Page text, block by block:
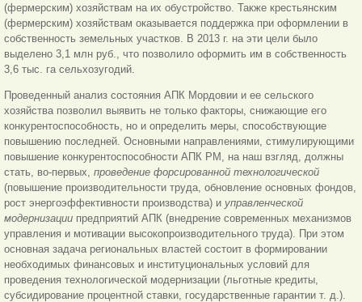
(фермерским) хозяйствам на их обустройство. Также крестьянским
(фермерским) хозяйствам оказывается поддержка при оформлении в
собственность земельных участков. В 2013 г. на эти цели было
выделено 3,1 млн руб., что позволило оформить им в собственность
3,6 тыс. га сельхозугодий.
Проведенный анализ состояния АПК Мордовии и ее сельского
хозяйства позволил выявить не только факторы, снижающие его
конкурентоспособность, но и определить меры, способствующие
повышению последней. Основными направлениями, стимулирующими
повышение конкурентоспособности АПК РМ, на наш взгляд, должны
стать, во-первых, проведение форсированной технологической
(повышение производительности труда, обновление основных фондов,
рост энергоэффективности производства) и управленческой
модернизации предприятий АПК (внедрение современных механизмов
управления и мотивации высокопроизводительного труда). При этом
основная задача региональных властей состоит в формировании
необходимых финансовых и институциональных условий для
проведения технологической модернизации (льготные кредиты,
субсидирование процентной ставки, государственные гарантии т. д.).